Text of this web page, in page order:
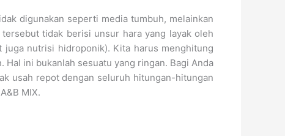
digunakan seperti media tumbuh, melainkan
tidak berisi unsur hara yang layak oleh
juga nutrisi hidroponik). Kita harus menghitung
ini bukanlah sesuatu yang ringan. Bagi Anda
usah repot dengan seluruh hitungan-hitungan
A&B MIX.